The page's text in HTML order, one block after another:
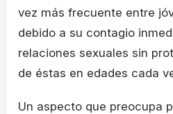
vez más frecuente entre
debido a su contagio
relaciones sexuales sin
de éstas en edades cada
Un aspecto que preocupa